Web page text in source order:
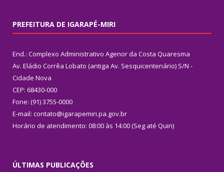
PREFEITURA DE IGARAPÉ-MIRI
End.: Complexo Administrativo Agenor da Costa Quaresma
Av. Eládio Corrêa Lobato (antiga Av. Sesquicentenário) S/N -
Cidade Nova
CEP: 68430-000
Fone: (91) 3755-0000
E-mail: contato@igarapemiri.pa.gov.br
Horário de atendimento: 08:00 às 14:00 (Seg até Quin)
ÚLTIMAS PUBLICAÇÕES